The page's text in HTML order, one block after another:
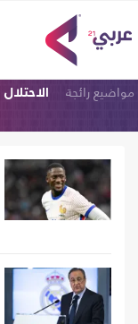
مواضيع رائجة الاحتلال